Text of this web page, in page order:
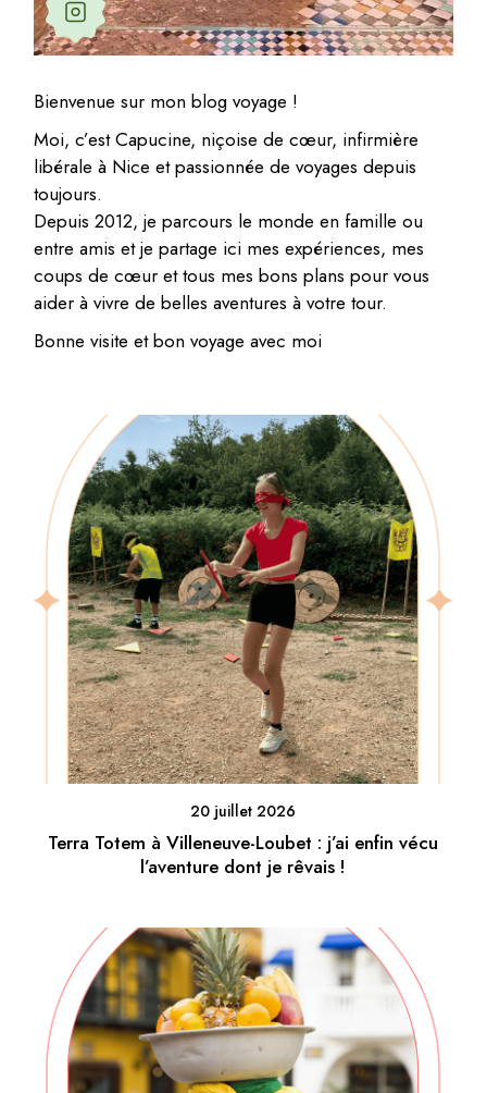
Bienvenue sur mon blog voyage !
Moi, c’est Capucine, niçoise de cœur, infirmière
libérale à Nice et passionnée de voyages depuis
toujours.
Depuis 2012, je parcours le monde en famille ou
entre amis et je partage ici mes expériences, mes
coups de cœur et tous mes bons plans pour vous
aider à vivre de belles aventures à votre tour.
Bonne visite et bon voyage avec moi
20 juillet 2026
Terra Totem à Villeneuve-Loubet : j’ai enfin vécu
l’aventure dont je rêvais !